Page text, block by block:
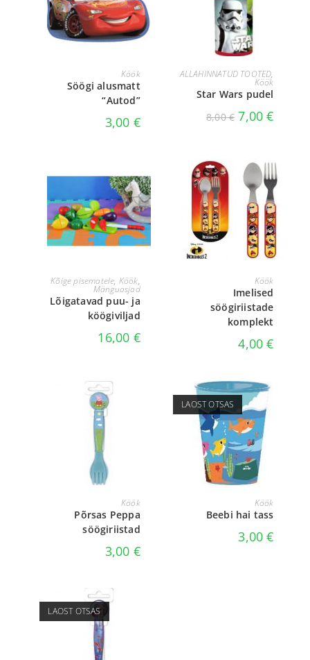
Köök
Söögi alusmatt
“Autod”
3,00 €
LISA KORVI
ALLAHINNATUD TOOTED,
Köök
Star Wars pudel
8,00€ 7,00€
LISA KORVI
Kõige pisematele, Köök,
Mänguasjad
Lõigatavad puu- ja
köögiviljad
16,00 €
Köök
Imelised
söögiriistade
komplekt
4,00€
Köök
Põrsas Peppa
söögiriistad
3,00 €
LAOST OTSAS
Köök
Beebi hai tass
3,00€
LAOST OTSAS